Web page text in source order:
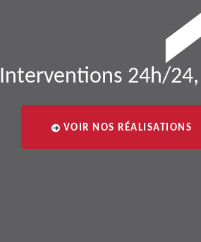
Interventions 24h/
VOIR NOS RÉALISATIONS